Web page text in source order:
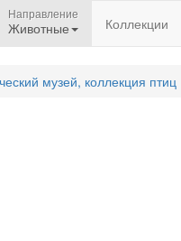
Направление
Животные Коллекции
музей, коллекция птиц